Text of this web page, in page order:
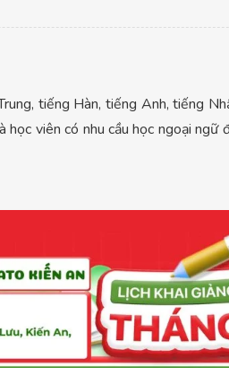
tiếng Hàn, tiếng Anh, tiếng
viên có nhu cầu học ngoại ngữ